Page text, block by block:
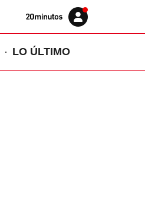
Volver
Iniciar
sesión
LO ÚLTIMO